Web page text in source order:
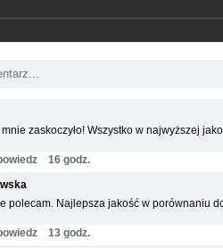
zaskoczyło! Wszystko w najwyższej
16 godz.
polecam. Najlepsza jakość w porównaniu
13 godz.